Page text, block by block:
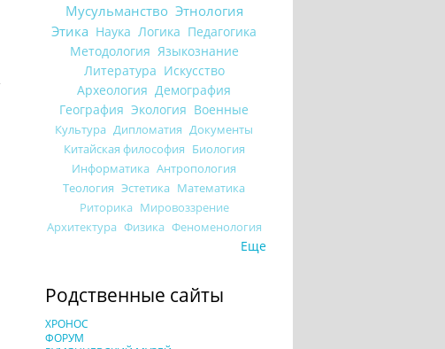
Мусульманство Этнология
Этика Наука Логика Педагогика
Методология Языкознание
Литература Искусство
Археология Демография
География Экология Военные
Культура Дипломатия Документы
Китайская философия Биология
Информатика Антропология
Теология Эстетика Математика
Риторика Мировоззрение
Архитектура Физика Феноменология
Еще
Родственные сайты
ХРОНОС
ФОРУМ